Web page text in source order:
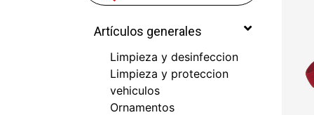
Artículos generales
Limpieza y desinfeccion
Limpieza y proteccion
vehiculos
Ornamentos